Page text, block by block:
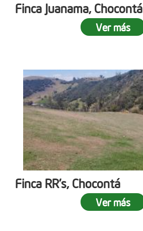
Finca Juanama, Chocontá
Ver más
Finca RR's, Chocontá
Ver más